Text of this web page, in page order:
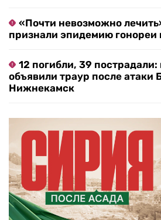
«Почти невозможно
признали эпидемию гонореи
12 погибли, 39 пострадали:
объявили траур после атаки
Нижнекамск